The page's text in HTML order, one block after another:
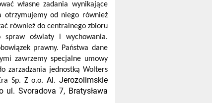
własne zadania wynikające
otrzymujemy od niego również
również do centralnego zbioru
spraw oświaty i wychowania.
prawny. Państwa dane
zawrzemy specjalne umowy
zarzadzania jednostką Wolters
Sp. Z o.o. Al. Jerozolimskie
ul. Svoradova 7, Bratysława